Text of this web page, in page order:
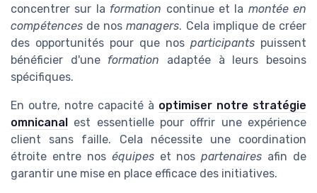
concentrer sur la formation continue et la montée en
compétences de nosmanagers. Cela implique de créer
des opportunités pour que nos participants puissent
bénéficier d'une formation adaptée à leurs besoins
spécifiques.
En outre, notre capacité à optimiser notre stratégie
omnicanal est essentielle pour offrir une expérience
client sans faille. Cela nécessite une coordination
étroite entre nos équipeset nospartenaires afin de
garantir une mise en place efficace des initiatives.